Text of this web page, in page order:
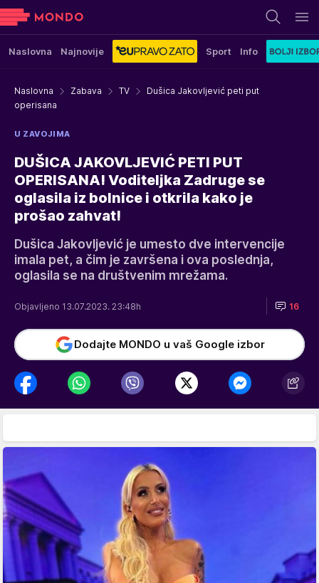
Naslovna Najnovije Sport Info
Naslovna Zabava TV
Dušica Jakovljević peti put
operisana
U ZAVOJIMA
DUŠICA JAKOVLJEVIĆ PETI PUT
OPERISANA! Voditeljka Zadruge se
oglasila iz bolnice i otkrila kako je
prošao zahvat!
Dušica Jakovljević je umesto dve intervencije
imala pet, a čim je završena i ova poslednja,
oglasila se na društvenim mrežama.
Objavljeno 13.07.2023. 23:48h 16
Dodajte MONDO u vaš Google izbor